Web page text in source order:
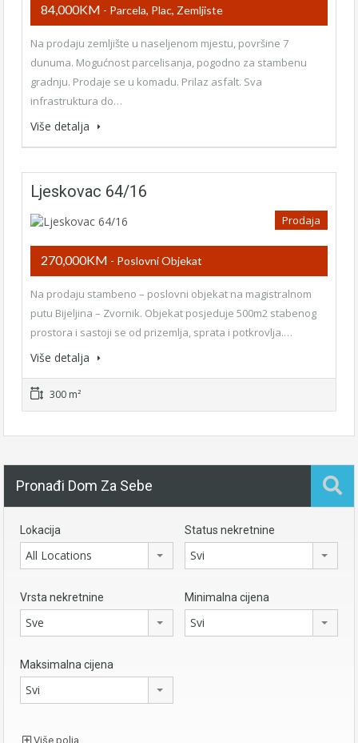
84,000KM - Parcela, Plac, Zemljiste
Na prodaju zemljište u naseljenom mjestu, površine 7
dunuma. Mogućnost parcelisanja, pogodno za stambenu
gradnju. Prodaje se u komadu. Prilaz asfalt. Sva
infrastruktura do…
Više detalja
Ljeskovac 64/16
Prodaja
270,000KM - Poslovni Objekat
Na prodaju stambeno – poslovni objekat na magistralnom
putu Bijeljina – Zvornik. Objekat posjeduje 500m2 stabenog
prostora i sastoji se od prizemlja, sprata i potkrovlja.…
Više detalja
300 m²
Pronađi Dom Za Sebe
Lokacija
All Locations
Status nekretnine
Svi
Vrsta nekretnine
Sve
Minimalna cijena
Svi
Maksimalna cijena
Svi
Više polja